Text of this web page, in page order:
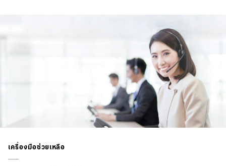
เครื่องมือช่วยเหลือ